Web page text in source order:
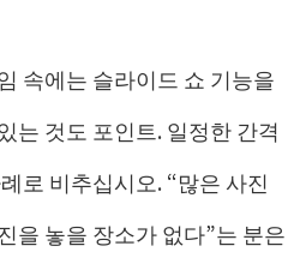
속에는 슬라이드 쇼 기능을
는 것도 포인트. 일정한 간격
로 비추십시오. “많은 사진
을 놓을 장소가 없다”는 분은